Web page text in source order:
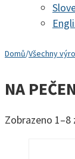
Domů/Všechny
NA
Zobrazeno 1–8